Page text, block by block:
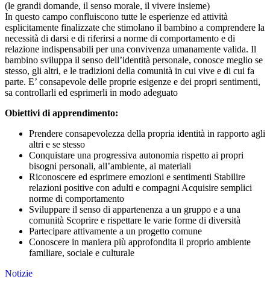
(le grandi domande, il senso morale, il vivere insieme)
In questo campo confluiscono tutte le esperienze ed attività
esplicitamente finalizzate che stimolano il bambino a comprendere la
necessità di darsi e di riferirsi a norme di comportamento e di
relazione indispensabili per una convivenza umanamente valida. Il
bambino sviluppa il senso dell’identità personale, conosce meglio se
stesso, gli altri, e le tradizioni della comunità in cui vive e di cui fa
parte. E’ consapevole delle proprie esigenze e dei propri sentimenti,
sa controllarli ed esprimerli in modo adeguato
Obiettivi di apprendimento:
Prendere consapevolezza della propria identità in rapporto agli
altri e se stesso
Conquistare una progressiva autonomia rispetto ai propri
bisogni personali, all’ambiente, ai materiali
Riconoscere ed esprimere emozioni e sentimenti Stabilire
relazioni positive con adulti e compagni Acquisire semplici
norme di comportamento
Sviluppare il senso di appartenenza a un gruppo e a una
comunità Scoprire e rispettare le varie forme di diversità
Partecipare attivamente a un progetto comune
Conoscere in maniera più approfondita il proprio ambiente
familiare, sociale e culturale
Notizie